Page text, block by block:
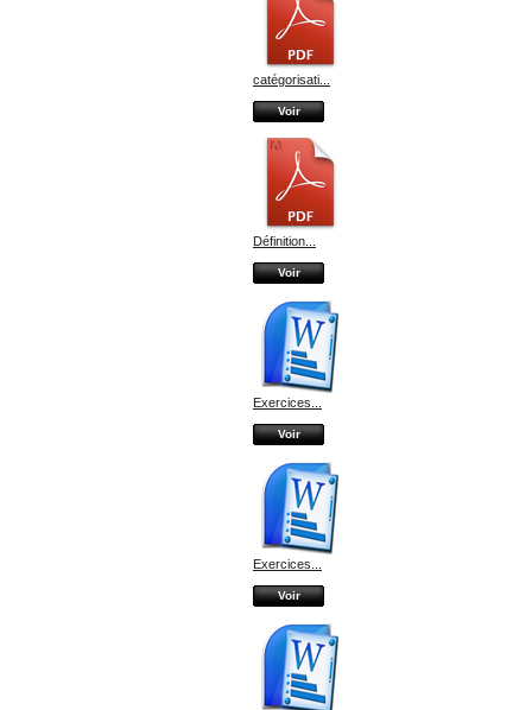
catégorisati...
Voir
Définition...
Voir
Exercices...
Voir
Exercices...
Voir